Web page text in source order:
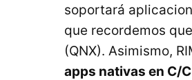
soportará
que recordemos
(QNX). Asimismo,
apps nativas en C/